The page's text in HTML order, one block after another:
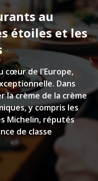
au
étoiles et les
cœur de l'Europe,
Dans
la crème de la crème
y compris les
Michelin, réputés
de classe